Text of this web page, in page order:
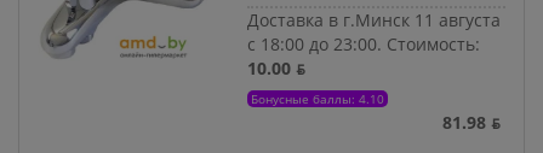
Доставка в г.Минск 11 августа
с 18:00 до 23:00. Стоимость:
10.00 ƃ
Бонусные баллы: 4.10
81.98 ƃ